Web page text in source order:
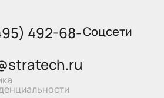
492-68-Соцсети